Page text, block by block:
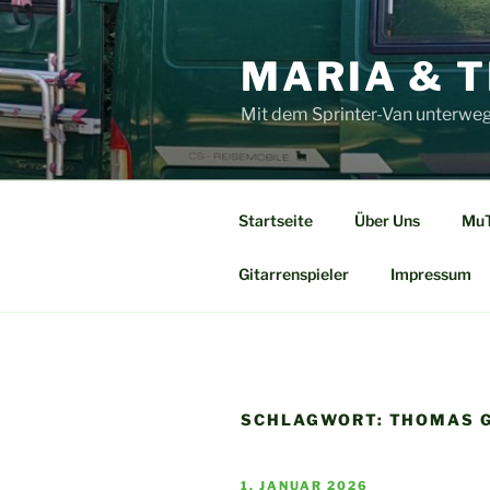
Zum
Inhalt
springen
MARIA &
Mit dem Sprinter-Van
Startseite Über Uns
Gitarrenspieler Impressum
SCHLAGWORT: THOMAS
VERÖFFENTLICHT
1. JANUAR 2026